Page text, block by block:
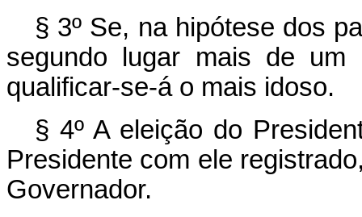
§ 3º Se, na hipótese dos
segundo lugar mais de um
qualificar-se-á o mais idoso.
§ 4º A eleição do
Presidente com ele
Governador.